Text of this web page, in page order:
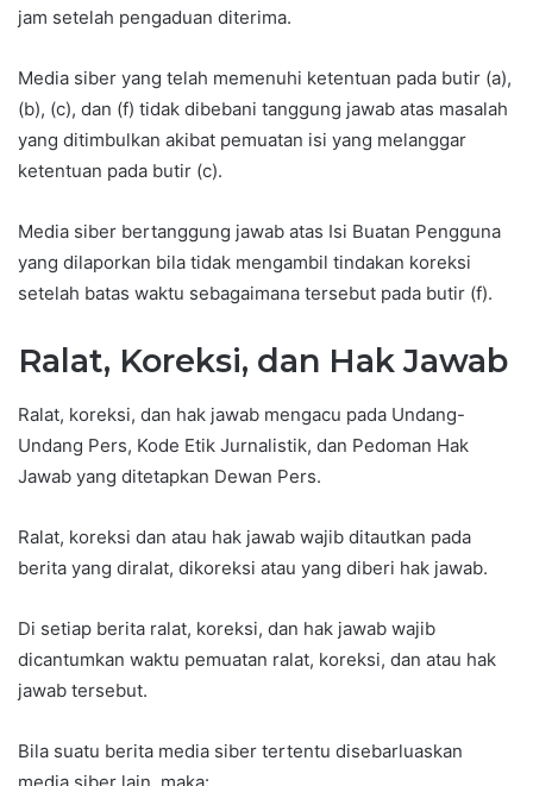
jam setelah pengaduan diterima.
Media siber yang telah memenuhi ketentuan pada butir (a),
(b), (c), dan (f) tidak dibebani tanggung jawab atas masalah
yang ditimbulkan akibat pemuatan isi yang melanggar
ketentuan pada butir (c).
Media siber bertanggung jawab atas Isi Buatan Pengguna
yang dilaporkan bila tidak mengambil tindakan koreksi
setelah batas waktu sebagaimana tersebut pada butir (f).
Ralat, Koreksi, dan Hak Jawab
Ralat, koreksi, dan hak jawab mengacu pada Undang-
Undang Pers, Kode Etik Jurnalistik, dan Pedoman Hak
Jawab yang ditetapkan Dewan Pers.
Ralat, koreksi dan atau hak jawab wajib ditautkan pada
berita yang diralat, dikoreksi atau yang diberi hak jawab.
Di setiap berita ralat, koreksi, dan hak jawab wajib
dicantumkan waktu pemuatan ralat, koreksi, dan atau hak
jawab tersebut.
Bila suatu berita media siber tertentu disebarluaskan
media siber lain, maka: